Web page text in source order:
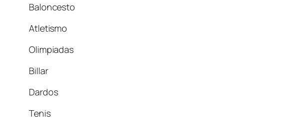
Baloncesto
Atletismo
Olimpiadas
Billar
Dardos
Tenis